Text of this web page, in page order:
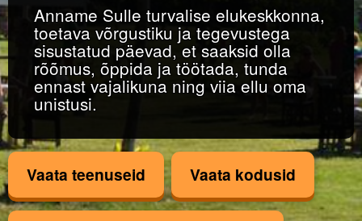
Avaleht
Kodud
TEENUSED
Kinnise lasteasutuse teenus
Anname Sulle turvalise elukeskkonna,
toetava võrgustiku ja tegevustega
sisustatud päevad, et saaksid olla
rõõmus, õppida ja töötada, tunda
ennast vajalikuna ning viia ellu oma
unistusi.
Vaata teenuseid Vaata kodusid